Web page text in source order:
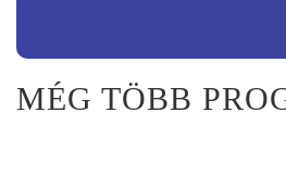
MÉG TÖBB